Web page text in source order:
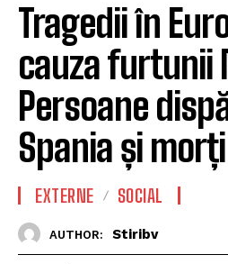
Tragedii în
cauza furtunii
Persoane
Spania și
EXTERNE SOCIAL
AUTHOR: Stiribv